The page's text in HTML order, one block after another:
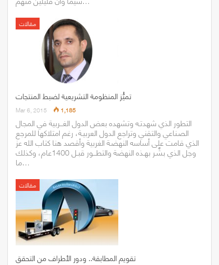
مقالات
تميُّز المنظومة التشريعية لضبط المنتجات
Mar 6, 2015 1,185
التطور الذي شهدتـه وتشهده بعض الدول الغـــربية في المجال
الصـناعي والتقني وتراجع الدول العربيـة، رغم امتلاكها للمرجع
الذي قامت على أساسه النهضـة الغربية وأقصد هنا كتاب الله عز
وجل الذي بشَّـر بهـذه النهضة والتطـــور قبـل 1400عام، وكذلك
ما…
مقالات
تقويم المطابقة.. ودور الأطراف من التحقق